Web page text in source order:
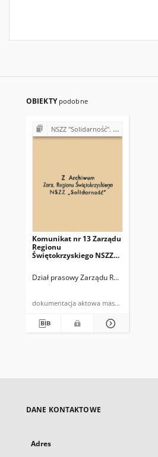
OBIEKTY podobne
NSZZ "Solidarność". Zarząd Regionu Świętokrzyskiego (1980-1981)
Komunikat nr 13 Zarządu
Regionu
Świętokrzyskiego NSZZ
Dział prasowy Zarządu Regionu
dokumentacja aktowa maszynopis
DANE KONTAKTOWE
Adres